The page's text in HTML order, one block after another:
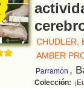
CHUDLER,
AMBER
Parramón ,
Colección: